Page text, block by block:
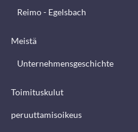
Reimo - Egelsbach
Meistä
Unternehmensgeschichte
Toimituskulut
peruuttamisoikeus